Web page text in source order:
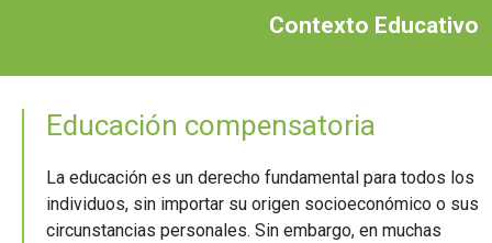
Contexto Educativo
Educación compensatoria
La educación es un derecho fundamental para todos los
individuos, sin importar su origen socioeconómico o sus
circunstancias personales. Sin embargo, en muchas